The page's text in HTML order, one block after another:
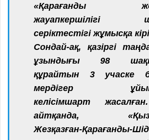
«Қарағанды
жауапкершілігі
серіктестігі жұмысқа
Сондай-ақ, қазіргі
ұзындығы 98
құрайтын 3 учаске
мердігер
келісімшарт
айтқанда,
Жезқазған-Қарағанды-